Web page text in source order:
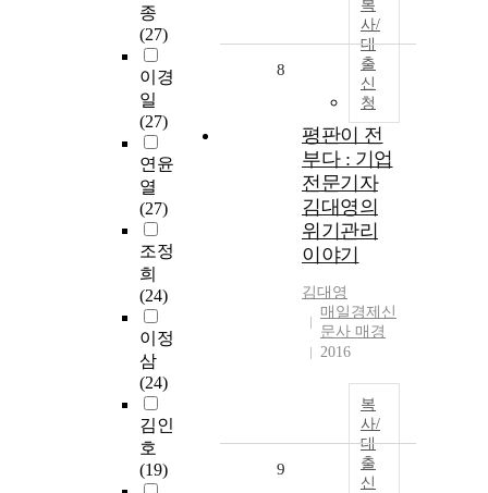
종
(27)
이경
일
(27)
연윤
열
(27)
조정
희
(24)
이정
삼
(24)
김인
호
(19)
복
사/
대
출
신
청
8
평판이 전
부다 : 기업
전문기자
김대영의
위기관리
이야기
김대영
매일경제신
문사 매경
2016
복
사/
대
출
신
9